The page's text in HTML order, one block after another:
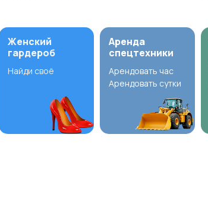
Женский
гардероб
Найди своё
Аренда
спецтехники
Арендовать час
Арендовать сутки